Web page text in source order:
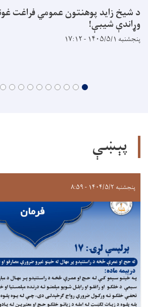
د شیخ زاید پوهنتون عمومي فراغت
وړاندې شیبې!
پنجشنبه ۱۴۰۵/۵/۱ - ۱۷:۱۲
پېښې
پنجشنبه ۱۴۰۴/۵/۲ - ۸:۵۹